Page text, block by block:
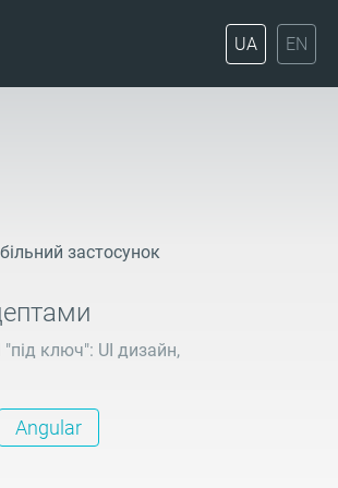
UA EN
застосунок
ключ": UI дизайн,
Angular